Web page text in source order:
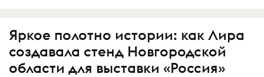
Яркое полотно истории: как Лира
создавала стенд Новгородской
области для выставки «Россия»